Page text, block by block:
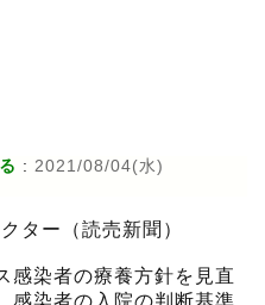
: 2021/08/04(水)
ター（読売新聞）
染者の療養方針を見直